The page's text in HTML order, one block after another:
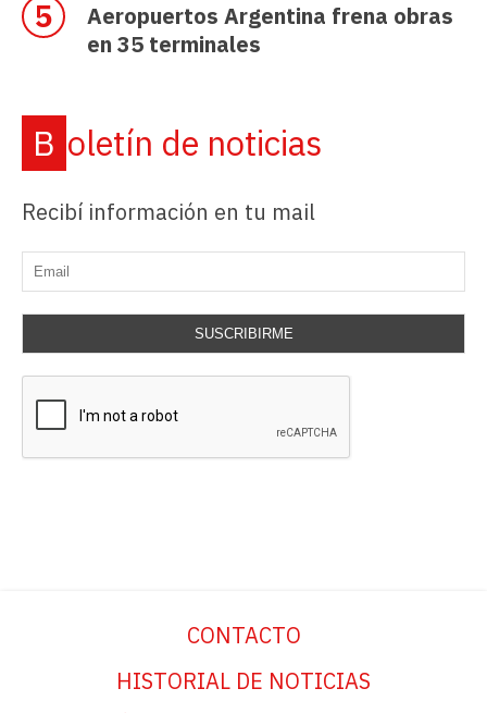
Aeropuertos Argentina frena obras
en 35 terminales
Boletín de noticias
Recibí información en tu mail
SUSCRIBIRME
CONTACTO
HISTORIAL DE NOTICIAS